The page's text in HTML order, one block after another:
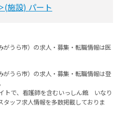
(施設) パート
うら市）の求人・募集・転職情報は医
うら市）の求人・募集・転職情報は登
トで、看護師を含むいっしん館 いなり
タッフ求人情報を多数掲載しておりま